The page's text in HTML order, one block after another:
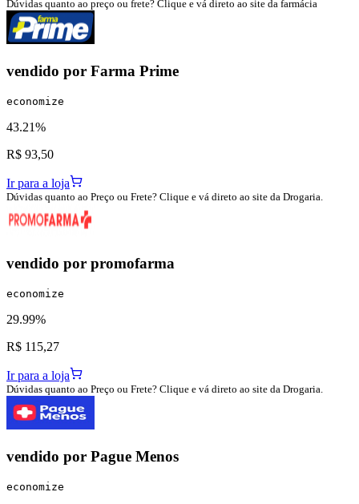
Dúvidas quanto ao preço ou frete? Clique e vá direto ao site da farmácia
vendido por Farma Prime
economize
43.21%
R$ 93,50
Ir para a loja
Dúvidas quanto ao Preço ou Frete? Clique e vá direto ao site da Drogaria.
vendido por promofarma
economize
29.99%
R$ 115,27
Ir para a loja
Dúvidas quanto ao Preço ou Frete? Clique e vá direto ao site da Drogaria.
vendido por Pague Menos
economize